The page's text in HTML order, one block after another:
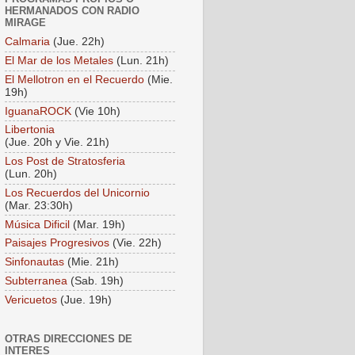
HERMANADOS CON RADIO
MIRAGE
Calmaria (Jue. 22h)
El Mar de los Metales (Lun. 21h)
El Mellotron en el Recuerdo (Mie.
19h)
IguanaROCK (Vie 10h)
Libertonia
(Jue. 20h y Vie. 21h)
Los Post de Stratosferia
(Lun. 20h)
Los Recuerdos del Unicornio
(Mar. 23:30h)
Música Dificil (Mar. 19h)
Paisajes Progresivos (Vie. 22h)
Sinfonautas (Mie. 21h)
Subterranea (Sab. 19h)
Vericuetos (Jue. 19h)
OTRAS DIRECCIONES DE
INTERES